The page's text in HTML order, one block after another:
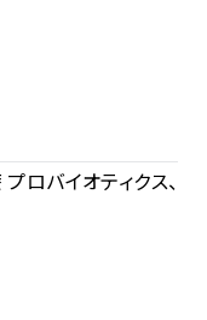
ロバイオティクス、